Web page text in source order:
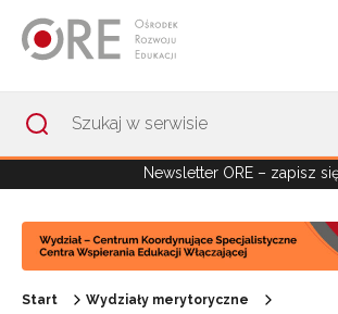
Newsletter ORE – zapisz
Start
Wydziały merytoryczne